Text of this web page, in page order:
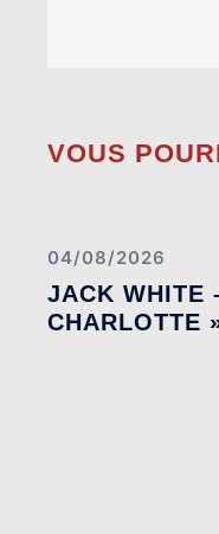
VOUS
04/08/2026
JACK WHITE
CHARLOTTE